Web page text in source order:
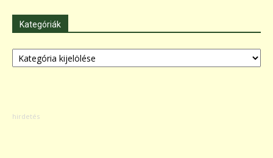
Kategóriák
Kategóriák